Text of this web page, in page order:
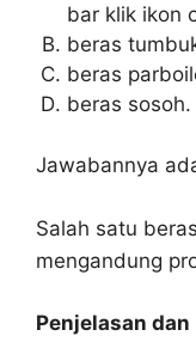
bar klik ikon
beras
beras
beras sosoh.
Jawabannya
Salah satu
mengandung
Penjelasan